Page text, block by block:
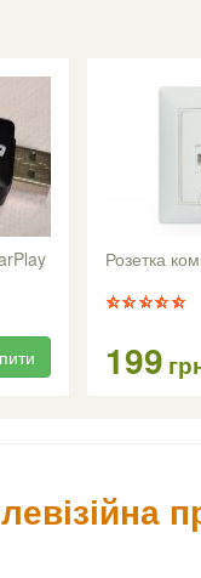
Розетка
199